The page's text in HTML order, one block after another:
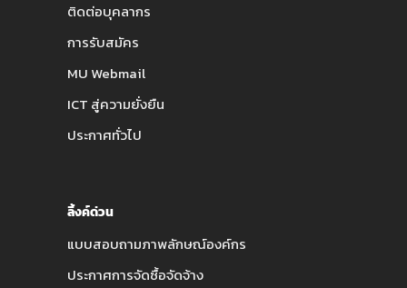
ติดต่อบุคลากร
การรับสมัคร
MU Webmail
ICT สู่ความยั่งยืน
ประกาศทั่วไป
ลิ้งค์ด่วน
แบบสอบถามภาพลักษณ์องค์กร
ประกาศการจัดซื้อจัดจ้าง